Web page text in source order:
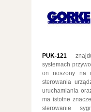
PUK-121
systemach
on noszony na
sterowania
uruchamiania
ma istotne
sterowanie